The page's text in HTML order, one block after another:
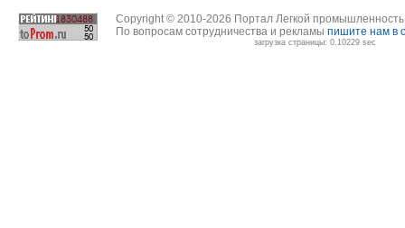
Copyright © 2010-2026 Портал Легкой
По вопросам сотрудничества и рекламы пишите нам в
загрузка страницы: 0.10229 sec